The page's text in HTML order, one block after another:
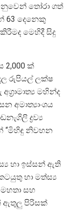
තෝරා ගත්
63 දෙනෙකු
මෙහිදී සිදු
2,000 ක්
රුපියල් ලක්ෂ
මහින්ද
අමාත්‍යාංශය
ද්‍රව්‍ය
“මිහිඳු නිවහන
හා ඉස්සන් ඇති
හා මත්ස්‍ය
සහ
ඇතුලු පිරිසක්